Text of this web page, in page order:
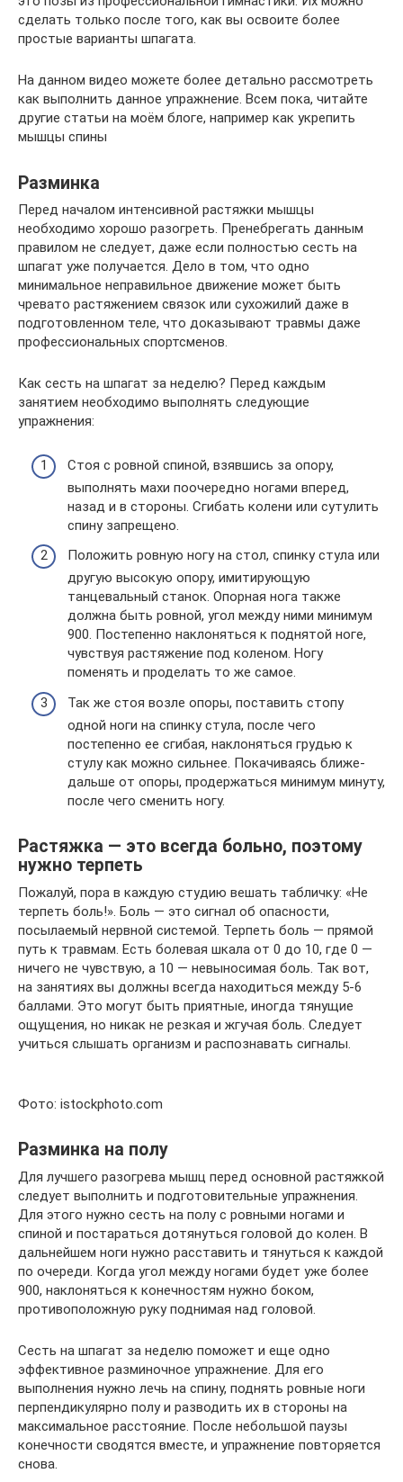
сделать только после того, как вы освоите более
простые варианты шпагата.
На данном видео можете более детально рассмотреть
как выполнить данное упражнение. Всем пока, читайте
другие статьи на моём блоге, например как укрепить
мышцы спины
Разминка
Перед началом интенсивной растяжки мышцы
необходимо хорошо разогреть. Пренебрегать данным
правилом не следует, даже если полностью сесть на
шпагат уже получается. Дело в том, что одно
минимальное неправильное движение может быть
чревато растяжением связок или сухожилий даже в
подготовленном теле, что доказывают травмы даже
профессиональных спортсменов.
Как сесть на шпагат за неделю? Перед каждым
занятием необходимо выполнять следующие
упражнения:
Стоя с ровной спиной, взявшись за опору,
выполнять махи поочередно ногами вперед,
назад и в стороны. Сгибать колени или сутулить
спину запрещено.
Положить ровную ногу на стол, спинку стула или
другую высокую опору, имитирующую
танцевальный станок. Опорная нога также
должна быть ровной, угол между ними минимум
900. Постепенно наклоняться к поднятой ноге,
чувствуя растяжение под коленом. Ногу
поменять и проделать то же самое.
Так же стоя возле опоры, поставить стопу
одной ноги на спинку стула, после чего
постепенно ее сгибая, наклоняться грудью к
стулу как можно сильнее. Покачиваясь ближе-
дальше от опоры, продержаться минимум минуту,
после чего сменить ногу.
Растяжка — это всегда больно, поэтому
нужно терпеть
Пожалуй, пора в каждую студию вешать табличку: «Не
терпеть боль!». Боль — это сигнал об опасности,
посылаемый нервной системой. Терпеть боль — прямой
путь к травмам. Есть болевая шкала от 0 до 10, где 0 —
ничего не чувствую, а 10 — невыносимая боль. Так вот,
на занятиях вы должны всегда находиться между 5-6
баллами. Это могут быть приятные, иногда тянущие
ощущения, но никак не резкая и жгучая боль. Следует
учиться слышать организм и распознавать сигналы.
Фото: istockphoto.com
Разминка на полу
Для лучшего разогрева мышц перед основной растяжкой
следует выполнить и подготовительные упражнения.
Для этого нужно сесть на полу с ровными ногами и
спиной и постараться дотянуться головой до колен. В
дальнейшем ноги нужно расставить и тянуться к каждой
по очереди. Когда угол между ногами будет уже более
900, наклоняться к конечностям нужно боком,
противоположную руку поднимая над головой.
Сесть на шпагат за неделю поможет и еще одно
эффективное разминочное упражнение. Для его
выполнения нужно лечь на спину, поднять ровные ноги
перпендикулярно полу и разводить их в стороны на
максимальное расстояние. После небольшой паузы
конечности сводятся вместе, и упражнение повторяется
снова.